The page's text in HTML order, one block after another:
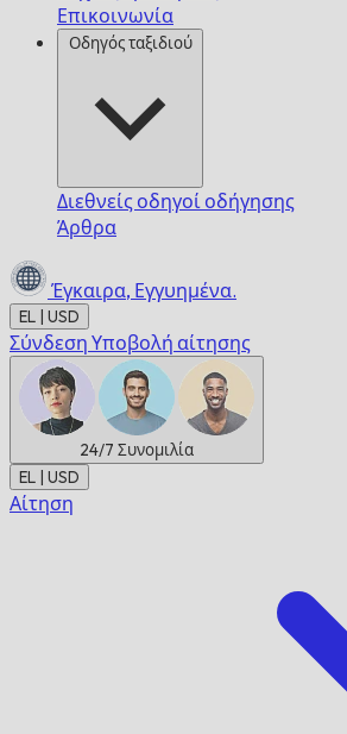
Επικοινωνία
Οδηγός ταξιδιού
Διεθνείς οδηγοί οδήγησης
Άρθρα
Έγκαιρα, Εγγυημένα.
EL | USD
Σύνδεση Υποβολή αίτησης
24/7 Συνομιλία
EL | USD
Αίτηση